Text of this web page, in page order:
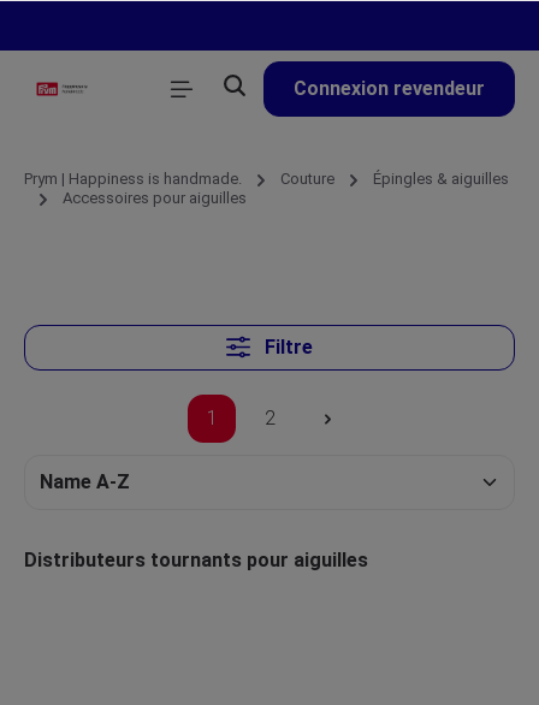
Connexion revendeur
Prym | Happiness is handmade. Couture
Épingles & aiguilles
Accessoires pour aiguilles
Filtre
1 2
Distributeurs tournants pour aiguilles